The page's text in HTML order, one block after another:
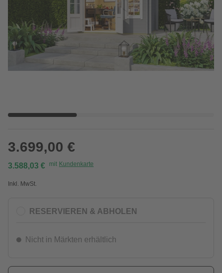
3.699,00 €
3.588,03 € mit Kundenkarte
Inkl. MwSt.
RESERVIEREN & ABHOLEN
Nicht in Märkten erhältlich